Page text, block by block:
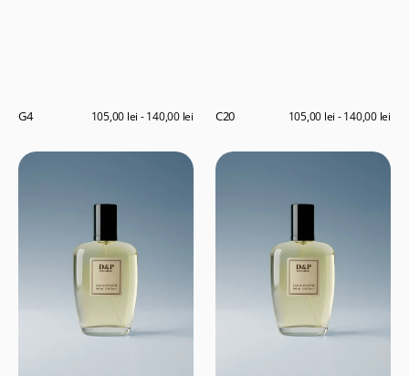
G4
Preț
105,00 lei - 140,00 lei C20
Preț
105,00 lei - 140,00 lei
T5 P12